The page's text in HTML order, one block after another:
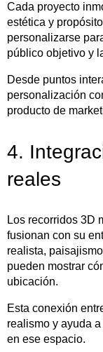
Cada proyecto
estética y
personalizarse
público objetivo y
Desde puntos
personalización
producto de
4.
reales
Los recorridos 3D
fusionan con su
realista,
pueden mostrar
ubicación.
Esta conexión
realismo y ayuda
en ese espacio.